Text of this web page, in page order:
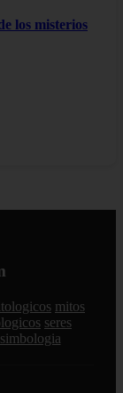
los misterios
mitos
seres
simbologia